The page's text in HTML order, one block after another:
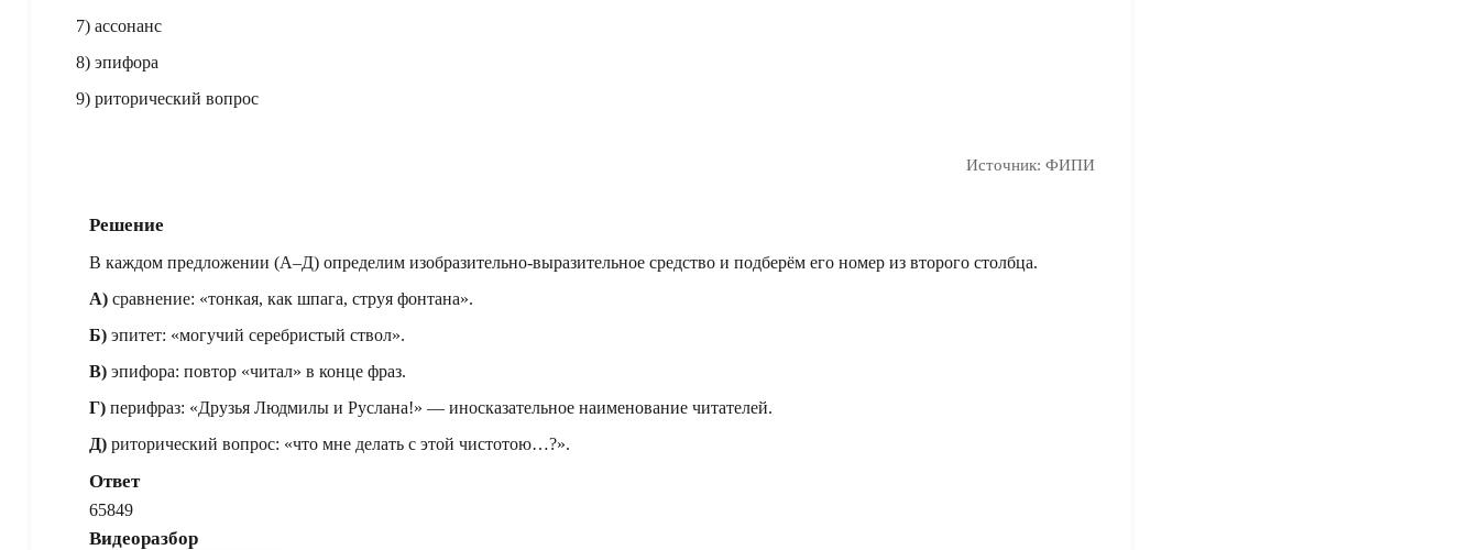
7) ассонанс
8) эпифора
9) риторический вопрос
Источник: ФИПИ
Решение
В каждом предложении (А–Д) определим изобразительно-выразительное средство и подберём его номер из второго столбца.
А) сравнение: «тонкая, как шпага, струя фонтана».
Б) эпитет: «могучий серебристый ствол».
В) эпифора: повтор «читал» в конце фраз.
Г) перифраз: «Друзья Людмилы и Руслана!» — иносказательное наименование читателей.
Д) риторический вопрос: «что мне делать с этой чистотою…?».
Ответ
65849
Видеоразбор